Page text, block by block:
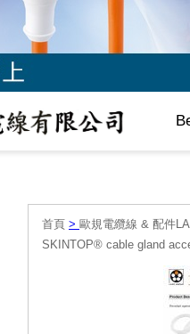
首頁 > 歐規電纜線 & 配件
SKINTOP® cable gland